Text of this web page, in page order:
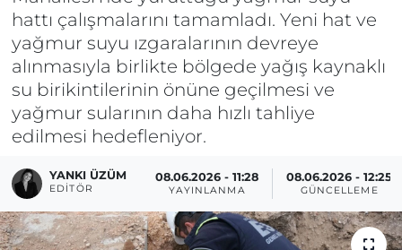
hattı çalışmalarını tamamladı. Yeni hat ve
yağmur suyu ızgaralarının devreye
alınmasıyla birlikte bölgede yağış kaynaklı
su birikintilerinin önüne geçilmesi ve
yağmur sularının daha hızlı tahliye
edilmesi hedefleniyor.
YANKI ÜZÜM
EDITÖR
08.06.2026 - 11:28
YAYINLANMA
08.06.2026 - 12:25
GÜNCELLEME